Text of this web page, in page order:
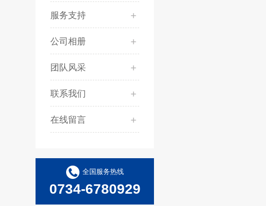
服务支持
公司相册
团队风采
联系我们
在线留言
全国服务热线
0734-6780929